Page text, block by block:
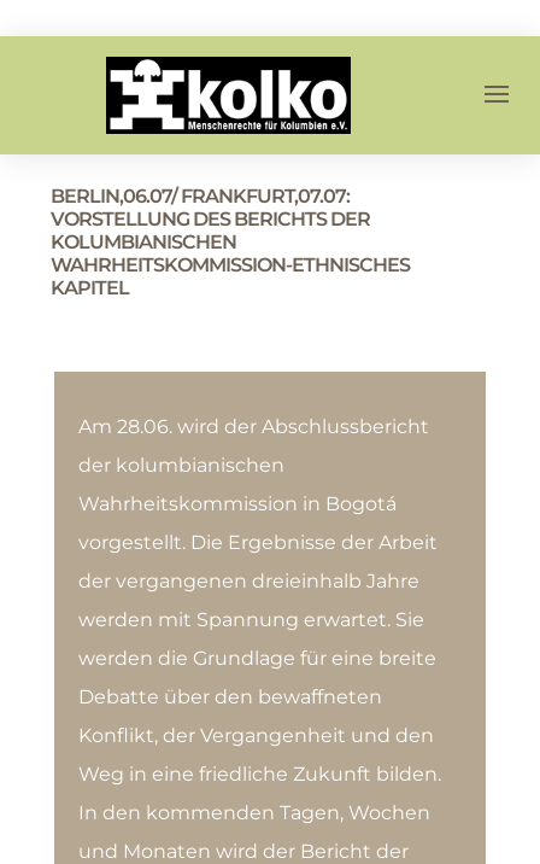
BERLIN,06.07/ FRANKFURT,07.07:
VORSTELLUNG DES BERICHTS DER
KOLUMBIANISCHEN
WAHRHEITSKOMMISSION-ETHNISCHES
KAPITEL
Am 28.06. wird der Abschlussbericht
der kolumbianischen
Wahrheitskommission in Bogotá
vorgestellt. Die Ergebnisse der Arbeit
der vergangenen dreieinhalb Jahre
werden mit Spannung erwartet. Sie
werden die Grundlage für eine breite
Debatte über den bewaffneten
Konflikt, der Vergangenheit und den
Weg in eine friedliche Zukunft bilden.
In den kommenden Tagen, Wochen
und Monaten wird der Bericht der